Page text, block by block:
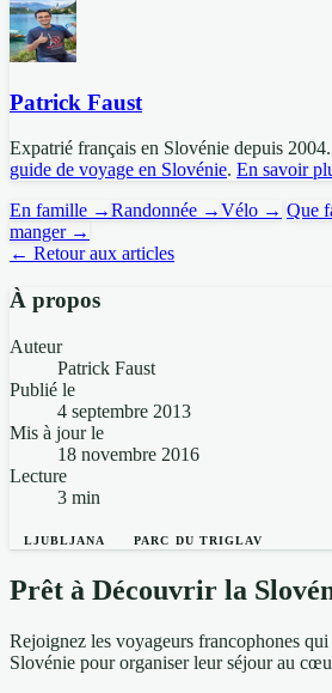
Patrick Faust
Expatrié français en Slovénie depuis
guide de voyage en Slovénie. En savoir
En famille →Randonnée →Vélo → Que
manger →
← Retour aux articles
À propos
Auteur
Patrick Faust
Publié le
4 septembre 2013
Mis à jour le
18 novembre 2016
Lecture
3 min
LJUBLJANA PARC DU TRIGLAV
Prêt à Découvrir la
Rejoignez les voyageurs francophones
Slovénie pour organiser leur séjour au